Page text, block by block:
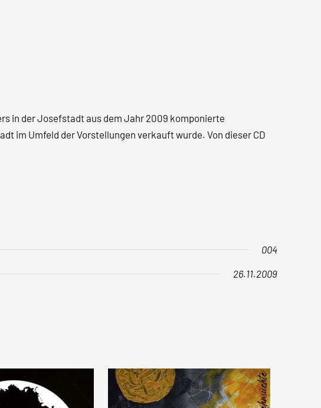
in der Josefstadt aus dem Jahr 2009 komponierte
im Umfeld der Vorstellungen verkauft wurde. Von dieser CD
004
26.11.2009